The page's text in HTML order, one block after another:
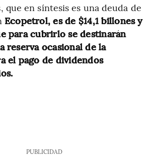
que en síntesis es una deuda de
Ecopetrol, es de $14,1 billones y
para cubrirlo se destinarán
reserva ocasional de la
el pago de dividendos
PUBLICIDAD